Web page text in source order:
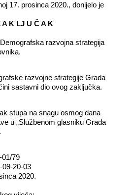
17. prosinca 2020., donijelo je
A K LJ U Č A K
razvojna strategija
razvojne strategije Grada
sastavni dio ovog zaključka.
stupa na snagu osmog dana
u „Službenom glasniku Grada
01/79
09-20-03
2020.